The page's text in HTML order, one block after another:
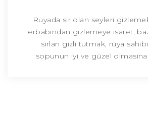
Rüyada sir olan seyleri
erbabindan gizlemeye isaret,
sirlan gizli tutmak, rüya
sopunun iyi ve güzel